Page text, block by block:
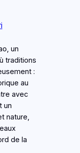
un
traditions
:
au
avec
un
nature,
de la